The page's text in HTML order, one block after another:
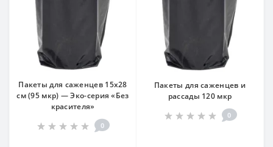
Пакеты для саженцев 15х28
см (95 мкр) — Эко-серия «Без
красителя»
0
Пакеты для саженцев и
рассады 120 мкр
0